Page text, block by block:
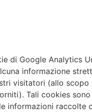
di Google Analytics
informazione
visitatori (allo
Tali cookies
informazioni